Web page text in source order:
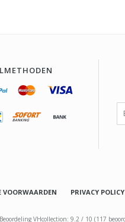
VOORWAARDEN PRIVACY
Beoordeling VHcollection: 9.2 / 10 (117